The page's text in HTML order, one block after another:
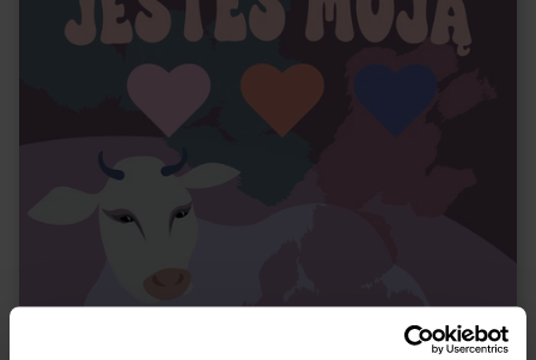
To przykładowa treść kartki, którą samodzielnie
uzupełnisz. To tutaj zobaczysz słowa, które
wypłyną prosto z Twojego serca!
Na koniec zdecydujesz, jak chcesz przekazać
obdarowanemu swoją kartkę. Będziesz mieć
możliwość wygenerowania unikalnego linku do
kartki oraz pobrania kartki ze swoimi życzeniami w